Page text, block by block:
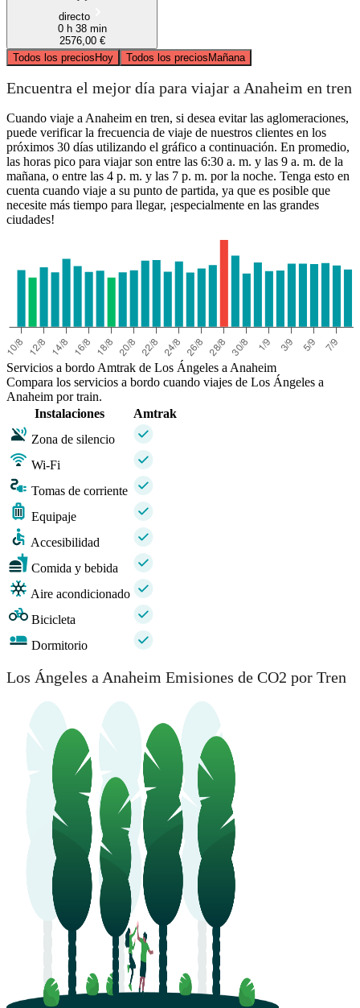
directo
0 h 38 min
2576,00 €
Todos los preciosHoy Todos los preciosMañana
Encuentra el mejor día para viajar a Anaheim en tren
Cuando viaje a Anaheim en tren, si desea evitar las aglomeraciones,
puede verificar la frecuencia de viaje de nuestros clientes en los
próximos 30 días utilizando el gráfico a continuación. En promedio,
las horas pico para viajar son entre las 6:30 a. m. y las 9 a. m. de la
mañana, o entre las 4 p. m. y las 7 p. m. por la noche. Tenga esto en
cuenta cuando viaje a su punto de partida, ya que es posible que
necesite más tiempo para llegar, ¡especialmente en las grandes
ciudades!
Servicios a bordo Amtrak de Los Ángeles a Anaheim
Compara los servicios a bordo cuando viajes de Los Ángeles a
Anaheim por train.
Instalaciones
Amtrak
Zona de silencio
Wi-Fi
Tomas de corriente
Equipaje
Accesibilidad
Comida y bebida
Aire acondicionado
Bicicleta
Dormitorio
Los Ángeles a Anaheim Emisiones de CO2 por Tren